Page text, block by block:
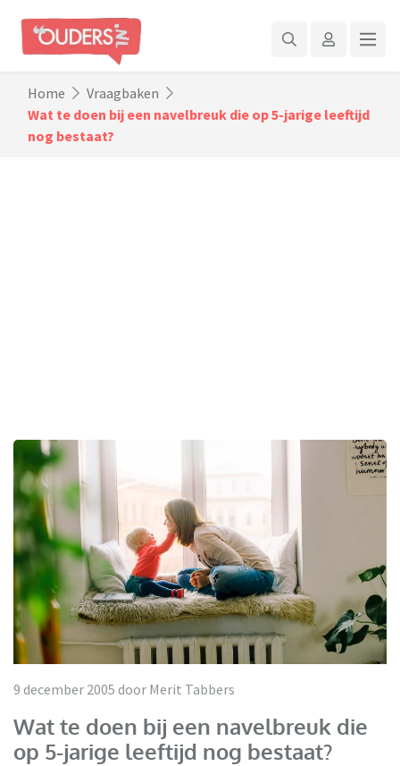
Home
Vraagbaken
Wat te doen bij een navelbreuk die op 5-jarige leeftijd
nog bestaat?
9 december 2005 door Merit Tabbers
Wat te doen bij een navelbreuk die
op 5-jarige leeftijd nog bestaat?